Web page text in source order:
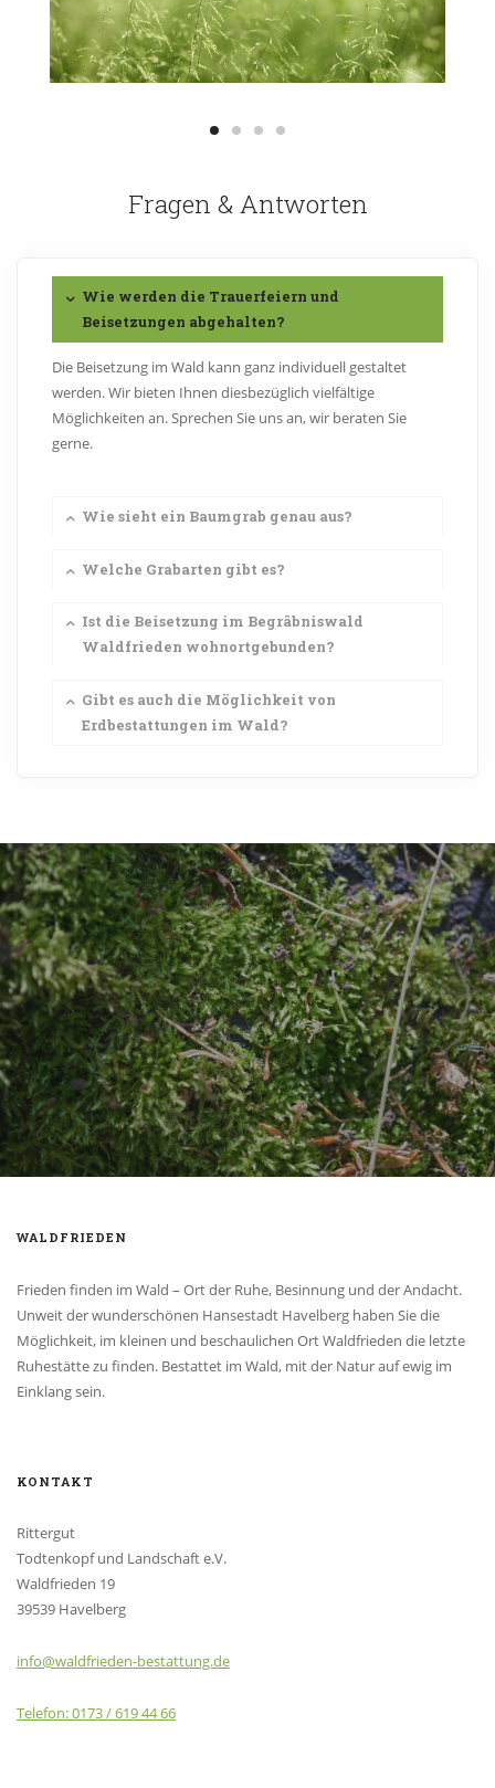
Fragen & Antworten
Wie werden die Trauerfeiern und
Beisetzungen abgehalten?
Die Beisetzung im Wald kann ganz individuell gestaltet
werden. Wir bieten Ihnen diesbezüglich vielfältige
Möglichkeiten an. Sprechen Sie uns an, wir beraten Sie
gerne.
Wie sieht ein Baumgrab genau aus?
Welche Grabarten gibt es?
Ist die Beisetzung im Begräbniswald
Waldfrieden wohnortgebunden?
Gibt es auch die Möglichkeit von
Erdbestattungen im Wald?
WALDFRIEDEN
Frieden finden im Wald – Ort der Ruhe, Besinnung und der Andacht.
Unweit der wunderschönen Hansestadt Havelberg haben Sie die
Möglichkeit, im kleinen und beschaulichen Ort Waldfrieden die letzte
Ruhestätte zu finden. Bestattet im Wald, mit der Natur auf ewig im
Einklang sein.
KONTAKT
Rittergut
Todtenkopf und Landschaft e.V.
Waldfrieden 19
39539 Havelberg
info@waldfrieden-bestattung.de
Telefon: 0173 / 619 44 66